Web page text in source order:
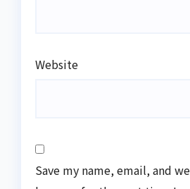
Website
Save my name, email, and